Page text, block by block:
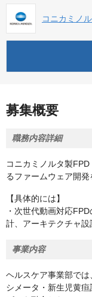
コニカミノ
募集概要
職務内容詳細
コニカミノルタ製
るファームウェア開発
【具体的には】
・次世代動画対応
計、アーキテクチャ
事業内容
ヘルスケア事業部で
シメータ・新生児黄